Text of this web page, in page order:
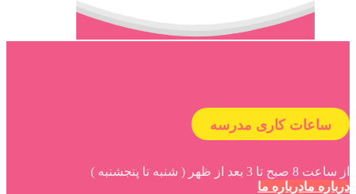
ساعات کاری مدرسه
از ساعت 8 صبح تا 3 بعد از ظهر ( شنبه تا پنجشنبه )
درباره مادرباره ما